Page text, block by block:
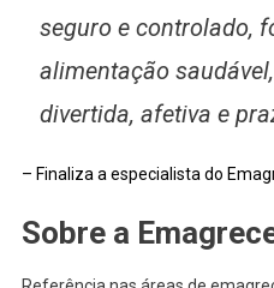
seguro e controlado,
alimentação
divertida, afetiva e
– Finaliza a especialista do
Sobre a